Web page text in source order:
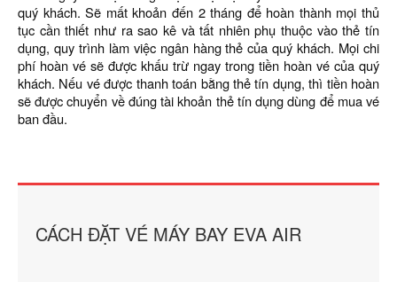
quý khách. Sẽ mất khoản đến 2 tháng để hoàn thành mọi thủ
tục cần thiết như ra sao kê và tất nhiên phụ thuộc vào thẻ tín
dụng, quy trình làm việc ngân hàng thẻ của quý khách. Mọi chi
phí hoàn vé sẽ được khấu trừ ngay trong tiền hoàn vé của quý
khách. Nếu vé được thanh toán bằng thẻ tín dụng, thì tiền hoàn
sẽ được chuyển về đúng tài khoản thẻ tín dụng dùng để mua vé
ban đầu.
CÁCH ĐẶT VÉ MÁY BAY EVA AIR